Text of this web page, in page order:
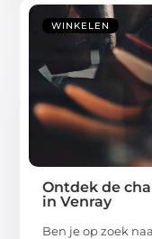
WINKELEN
Ontdek de
in Venray
Ben je op zoek